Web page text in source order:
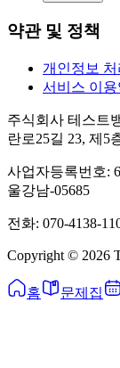
약관 및 정책
개인정보 처
서비스 이
주식회사 테스트
란로25길 23, 제5
사업자등록번호:
울강남-05685
전화: 070-4138-
Copyright © 2026
홈 문제집